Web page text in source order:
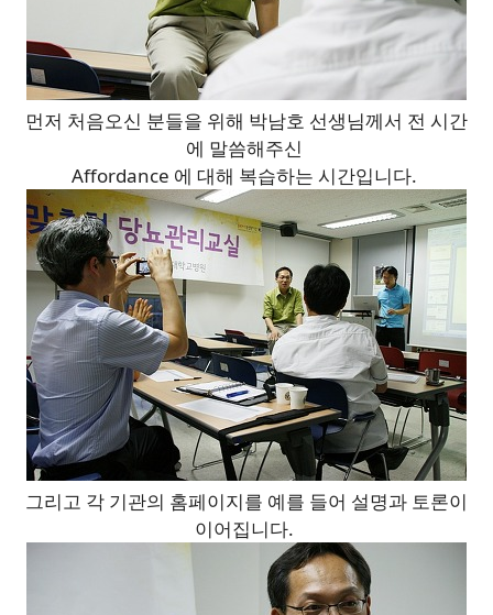
먼저 처음오신 분들을 위해 박남호 선생님께서 전 시간
에 말씀해주신
Affordance 에 대해 복습하는 시간입니다.
그리고 각 기관의 홈페이지를 예를 들어 설명과 토론이
이어집니다.